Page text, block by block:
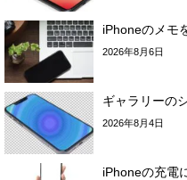
iPhoneのメモ
2026年8月6日
ギャラリーの
2026年8月4日
iPhoneの充電